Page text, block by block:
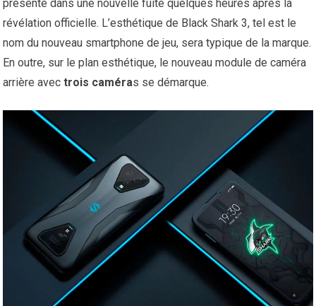
présenté dans une nouvelle fuite quelques heures après la
révélation officielle. L’esthétique de Black Shark 3, tel est le
nom du nouveau smartphone de jeu, sera typique de la marque.
En outre, sur le plan esthétique, le nouveau module de caméra
arrière avectrois caméras se démarque.